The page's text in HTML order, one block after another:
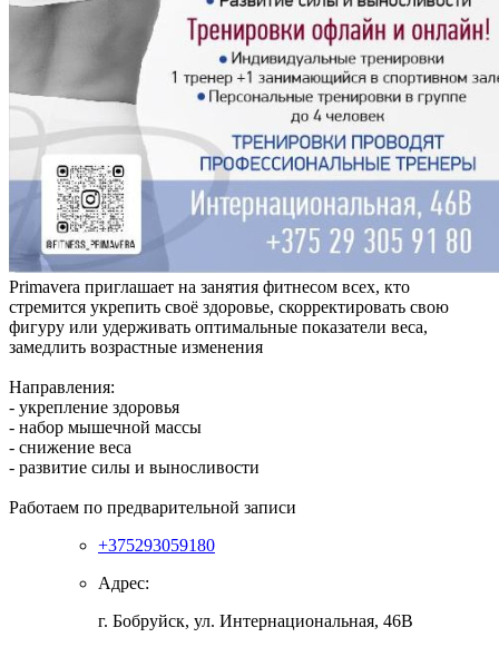
Primavera приглашает на занятия фитнесом всех, кто
стремится укрепить своё здоровье, скорректировать свою
фигуру или удерживать оптимальные показатели веса,
замедлить возрастные изменения
Направления:
- укрепление здоровья
- набор мышечной массы
- снижение веса
- развитие силы и выносливости
Работаем по предварительной записи
+375293059180
Адрес:
г. Бобруйск, ул. Интернациональная, 46В